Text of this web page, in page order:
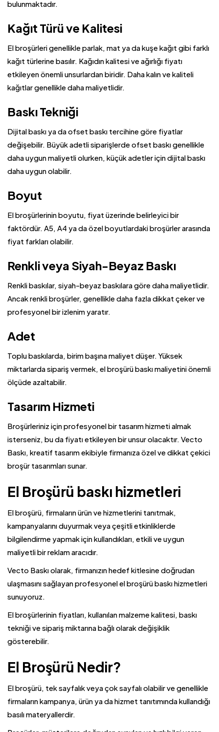
bulunmaktadır.
Kağıt Türü ve Kalitesi
El broşürleri genellikle parlak, mat ya da kuşe kağıt gibi farklı
kağıt türlerine basılır. Kağıdın kalitesi ve ağırlığı fiyatı
etkileyen önemli unsurlardan biridir. Daha kalın ve kaliteli
kağıtlar genellikle daha maliyetlidir.
Baskı Tekniği
Dijital baskı ya da ofset baskı tercihine göre fiyatlar
değişebilir. Büyük adetli siparişlerde ofset baskı genellikle
daha uygun maliyetli olurken, küçük adetler için dijital baskı
daha uygun olabilir.
Boyut
El broşürlerinin boyutu, fiyat üzerinde belirleyici bir
faktördür. A5, A4 ya da özel boyutlardaki broşürler arasında
fiyat farkları olabilir.
Renkli veya Siyah-Beyaz Baskı
Renkli baskılar, siyah-beyaz baskılara göre daha maliyetlidir.
Ancak renkli broşürler, genellikle daha fazla dikkat çeker ve
profesyonel bir izlenim yaratır.
Adet
Toplu baskılarda, birim başına maliyet düşer. Yüksek
miktarlarda sipariş vermek, el broşürü baskı maliyetini önemli
ölçüde azaltabilir.
Tasarım Hizmeti
Broşürleriniz için profesyonel bir tasarım hizmeti almak
isterseniz, bu da fiyatı etkileyen bir unsur olacaktır. Vecto
Baskı, kreatif tasarım ekibiyle firmanıza özel ve dikkat çekici
broşür tasarımları sunar.
El Broşürü baskı hizmetleri
El broşürü, firmaların ürün ve hizmetlerini tanıtmak,
kampanyalarını duyurmak veya çeşitli etkinliklerde
bilgilendirme yapmak için kullandıkları, etkili ve uygun
maliyetli bir reklam aracıdır.
Vecto Baskı olarak, firmanızın hedef kitlesine doğrudan
ulaşmasını sağlayan profesyonel el broşürü baskı hizmetleri
sunuyoruz.
El broşürlerinin fiyatları, kullanılan malzeme kalitesi, baskı
tekniği ve sipariş miktarına bağlı olarak değişiklik
gösterebilir.
El Broşürü Nedir?
El broşürü, tek sayfalık veya çok sayfalı olabilir ve genellikle
firmaların kampanya, ürün ya da hizmet tanıtımında kullandığı
basılı materyallerdir.